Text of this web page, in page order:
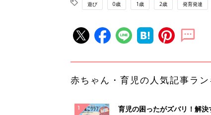
遊び 0歳 1歳 2歳 発育発達
赤ちゃん・育児の人気記事ラ
育児の困ったがズバリ！解決